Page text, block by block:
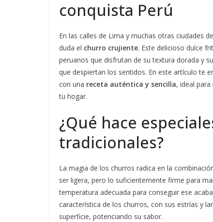
conquista Perú
En las calles de Lima y muchas otras ciudades
duda el churro crujiente. Este delicioso dulce
peruanos que disfrutan de su textura dorada y
que despiertan los sentidos. En este artículo te
con una receta auténtica y sencilla, ideal
tu hogar.
¿Qué hace
tradicionales?
La magia de los churros radica en la
ser ligera, pero lo suficientemente firme para
temperatura adecuada para conseguir ese
característica de los churros, con sus estrías y
superficie, potenciando su sabor.